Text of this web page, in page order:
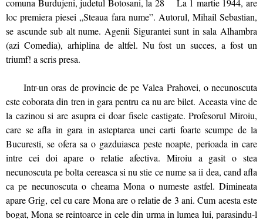
comuna Burdujeni, judetul Botosani, la 28 La 1 martie 1944, are
loc premiera piesei „Steaua fara nume”. Autorul, Mihail Sebastian,
se ascunde sub alt nume. Agenii Sigurantei sunt in sala Alhambra
(azi Comedia), arhiplina de altfel. Nu fost un succes, a fost un
triumf! a scris presa.
Intr-un oras de provincie de pe Valea Prahovei, o necunoscuta
este coborata din tren in gara pentru ca nu are bilet. Aceasta vine de
la cazinou si are asupra ei doar fisele castigate. Profesorul Miroiu,
care se afla in gara in asteptarea unei carti foarte scumpe de la
Bucuresti, se ofera sa o gazduiasca peste noapte, perioada in care
intre cei doi apare o relatie afectiva. Miroiu a gasit o stea
necunoscuta pe bolta cereasca si nu stie ce nume sa ii dea, cand afla
ca pe necunoscuta o cheama Mona o numeste astfel. Dimineata
apare Grig, cel cu care Mona are o relatie de 3 ani. Cum acesta este
bogat, Mona se reintoarce in cele din urma in lumea lui, parasindu-l